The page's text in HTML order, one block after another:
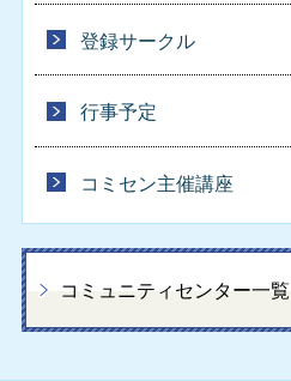
登録サークル
行事予定
コミセン主催講座
コミュニティセンター一覧